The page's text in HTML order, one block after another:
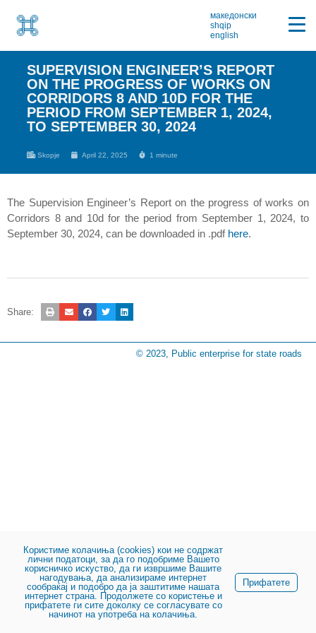
македонски
shqip
english
SUPERVISION ENGINEER’S REPORT
ON THE PROGRESS OF WORKS ON
CORRIDORS 8 AND 10D FOR THE
PERIOD FROM SEPTEMBER 1, 2024,
TO SEPTEMBER 30, 2024
Skopje April 22, 2025 1 minute
The Supervision Engineer’s Report on the progress of works on
Corridors 8 and 10d for the period from September 1, 2024, to
September 30, 2024, can be downloaded in .pdf here.
Share:
© 2023, Public enterprise for state roads
Користиме колачиња (cookies) кои не содржат
лични податоци, за да го подобриме Вашето
корисничко искуство, да ги извршиме Вашите
нагодувања, да анализираме интернет
сообраќај и подобро да ја заштитиме нашата
интернет страна. Продолжете со користење и
прифатете ги сите доколку се согласувате со
начинот на употреба на колачиња.
Прифатете